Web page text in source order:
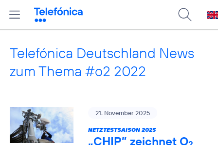
Telefónica Deutschland News
zum Thema #o2 2022
21. November 2025
NETZTESTSAISON 2025
„CHIP” zeichnet O